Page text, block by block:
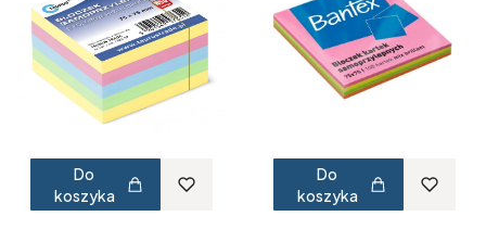
Do
koszyka
Do
koszyka